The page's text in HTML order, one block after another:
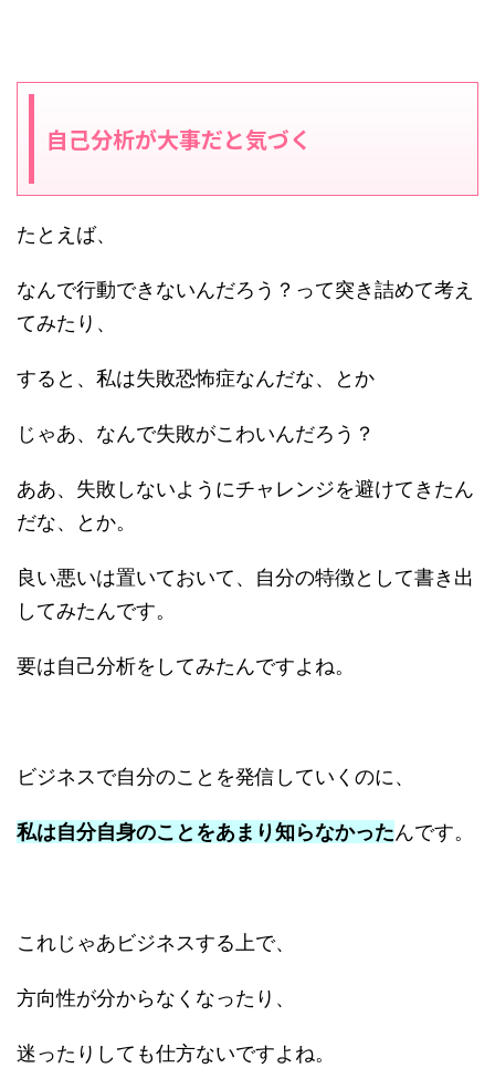
自己分析が大事だと気づく
たとえば、
なんで行動できないんだろう？って突き詰めて考え
てみたり、
すると、私は失敗恐怖症なんだな、とか
じゃあ、なんで失敗がこわいんだろう？
ああ、失敗しないようにチャレンジを避けてきたん
だな、とか。
良い悪いは置いておいて、自分の特徴として書き出
してみたんです。
要は自己分析をしてみたんですよね。
ビジネスで自分のことを発信していくのに、
私は自分自身のことをあまり知らなかったんです。
これじゃあビジネスする上で、
方向性が分からなくなったり、
迷ったりしても仕方ないですよね。